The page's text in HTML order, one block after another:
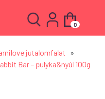
0
jutalomfalat »
Bar – pulyka&nyúl 100g